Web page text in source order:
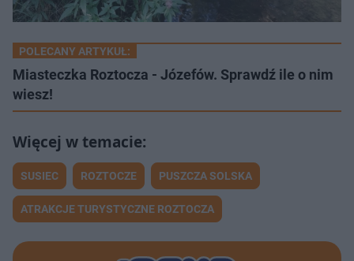
POLECANY ARTYKUŁ:
Miasteczka Roztocza - Józefów. Sprawdź ile o nim
wiesz!
SUSIEC ROZTOCZE PUSZCZA SOLSKA
ATRAKCJE TURYSTYCZNE ROZTOCZA